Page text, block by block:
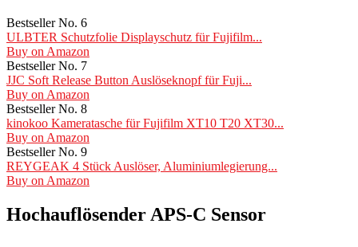
Bestseller No. 6
ULBTER Schutzfolie Displayschutz für Fujifilm...
Buy on Amazon
Bestseller No. 7
JJC Soft Release Button Auslöseknopf für Fuji...
Buy on Amazon
Bestseller No. 8
kinokoo Kameratasche für Fujifilm XT10 T20 XT30...
Buy on Amazon
Bestseller No. 9
REYGEAK 4 Stück Auslöser, Aluminiumlegierung...
Buy on Amazon
Hochauflösender APS-C Sensor